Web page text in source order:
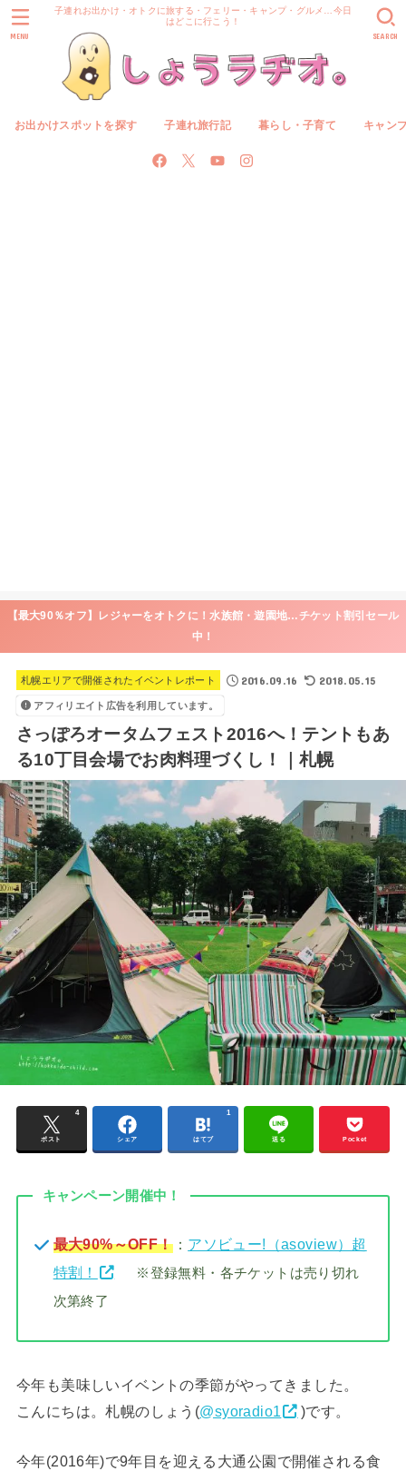
子連れお出かけ・オトクに旅する・フェリー・キャンプ・グルメ…今日
はどこに行こう！
お出かけスポットを探す 子連れ旅行記 暮らし・子育て キャン
SEARCH
MENU
【最大90％オフ】レジャーをオトクに！水族館・遊園地…チケット割引セール
中！
札幌エリアで開催されたイベントレポート 2016.09.16 2018.05.15
アフィリエイト広告を利用しています。
さっぽろオータムフェスト2016へ！テントもあ
る10丁目会場でお肉料理づくし！｜札幌
ポスト
4
シェア はてブ
1
送る Pocket
キャンペーン開催中！
最大90%～OFF！： アソビュー!（asoview）超
特割！
※登録無料・各チケットは売り切れ
次第終了
今年も美味しいイベントの季節がやってきました。
こんにちは。札幌のしょう(@syoradio1 )です。
今年(2016年)で9年目を迎える大通公園で開催される食